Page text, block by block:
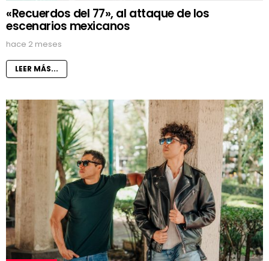
«Recuerdos del 77», al attaque de los
escenarios mexicanos
hace 2 meses
LEER MÁS...